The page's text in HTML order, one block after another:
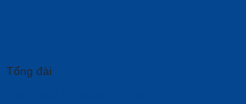
Tổng đài